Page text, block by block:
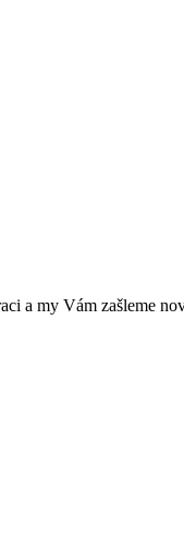
a my Vám zašleme